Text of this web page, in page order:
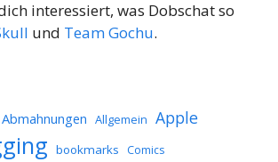
interessiert, was Dobschat so
und Team Gochu.
Abmahnungen Allgemein Apple
bookmarks Comics